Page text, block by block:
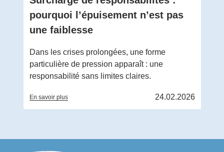
pourquoi l’épuisement n’est pas
une faiblesse
Dans les crises prolongées, une forme
particulière de pression apparaît : une
responsabilité sans limites claires.
En savoir plus 24.02.2026